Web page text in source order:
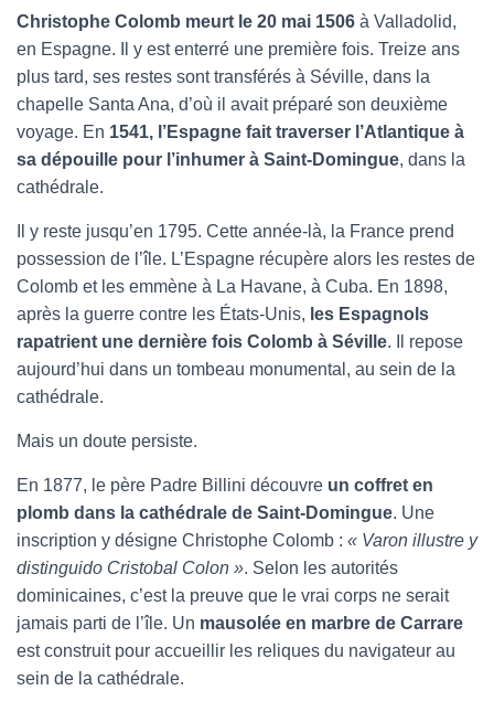
Christophe Colomb meurt le 20 mai 1506 à Valladolid,
en Espagne. Il y est enterré une première fois. Treize ans
plus tard, ses restes sont transférés à Séville, dans la
chapelle Santa Ana, d’où il avait préparé son deuxième
voyage. En 1541, l’Espagne fait traverser l’Atlantique à
sa dépouille pour l’inhumer à Saint-Domingue, dans la
cathédrale.
Il y reste jusqu’en 1795. Cette année-là, la France prend
possession de l’île. L’Espagne récupère alors les restes de
Colomb et les emmène à La Havane, à Cuba. En 1898,
après la guerre contre les États-Unis, les Espagnols
rapatrient une dernière fois Colomb à Séville. Il repose
aujourd’hui dans un tombeau monumental, au sein de la
cathédrale.
Mais un doute persiste.
En 1877, le père Padre Billini découvre un coffret en
plomb dans la cathédrale de Saint-Domingue. Une
inscription y désigne Christophe Colomb : « Varon illustre y
distinguido Cristobal Colon ». Selon les autorités
dominicaines, c’est la preuve que le vrai corps ne serait
jamais parti de l’île. Un mausolée en marbre de Carrare
est construit pour accueillir les reliques du navigateur au
sein de la cathédrale.